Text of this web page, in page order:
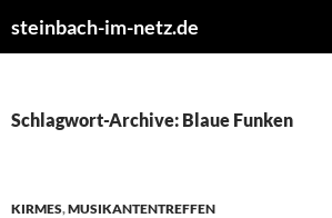
steinbach-im-netz.de
Schlagwort-Archive: Blaue Funken
KIRMES,MUSIKANTENTREFFEN